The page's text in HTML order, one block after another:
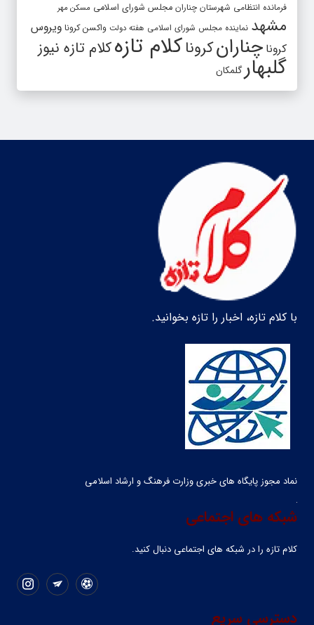
فرمانده انتظامی شهرستان چناران مجلس شورای اسلامی مسکن مهر
مشهد نماینده مجلس شورای اسلامی هفته دولت واکسن کرونا ویروس
کرونا چنارانکروناکلام تازهکلام تازه نیوز
گلبهارگلمکان
با کلام تازه، اخبار را تازه بخوانید.
نماد مجوز پایگاه های خبری وزارت فرهنگ و ارشاد اسلامی
شبکه های اجتماعی
کلام تازه را در شبکه ‌های اجتماعی دنبال کنید.
دسترسی سریع